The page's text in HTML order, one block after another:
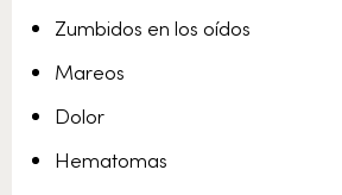
Zumbidos en los oídos
Mareos
Dolor
Hematomas